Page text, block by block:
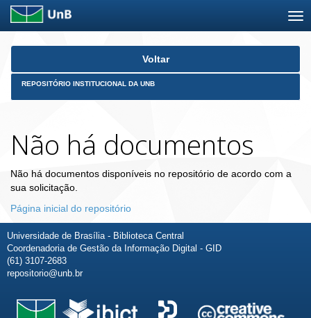
Skip
Voltar
REPOSITÓRIO INSTITUCIONAL DA UNB
Não há documentos
Não há documentos disponíveis no repositório de acordo com a
sua solicitação.
Página inicial do repositório
Universidade de Brasília - Biblioteca Central
Coordenadoria de Gestão da Informação Digital - GID
(61) 3107-2683
repositorio@unb.br